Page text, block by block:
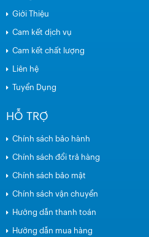
Giới Thiệu
Cam kết dịch vụ
Cam kết chất lượng
Liên hệ
Tuyển Dụng
HỖ TRỢ
Chính sách bảo hành
Chính sách đổi trả hàng
Chính sách bảo mật
Chính sách vận chuyển
Hướng dẫn thanh toán
Hướng dẫn mua hàng